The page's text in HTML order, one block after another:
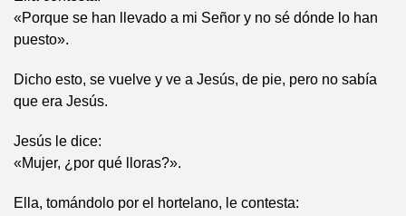
«Porque se han llevado a mi Señor y no sé dónde lo han
puesto».
Dicho esto, se vuelve y ve a Jesús, de pie, pero no sabía
que era Jesús.
Jesús le dice:
«Mujer, ¿por qué lloras?».
Ella, tomándolo por el hortelano, le contesta: